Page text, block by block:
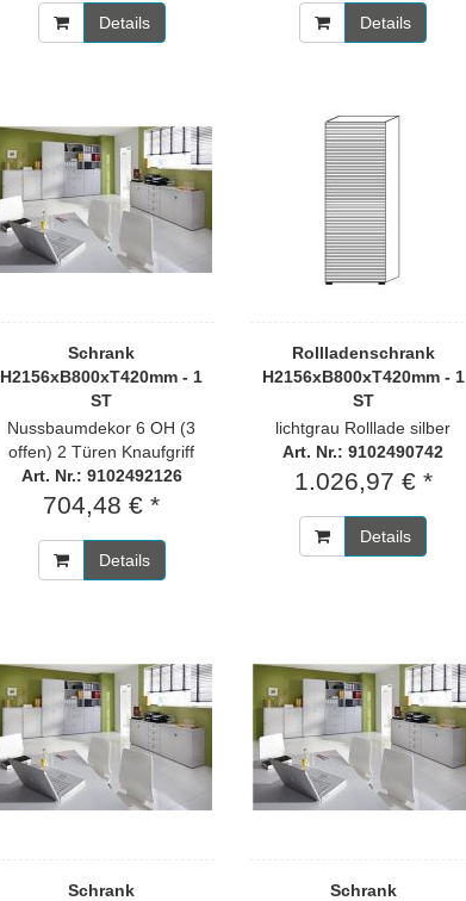
Details Details
Schrank
H2156xB800xT420mm - 1
ST
Nussbaumdekor 6 OH (3
offen) 2 Türen Knaufgriff
Art. Nr.: 9102492126
704,48 € *
Details
Rollladenschrank
H2156xB800xT420mm - 1
ST
lichtgrau Rolllade silber
Art. Nr.: 9102490742
1.026,97 € *
Details
Schrank
Schrank